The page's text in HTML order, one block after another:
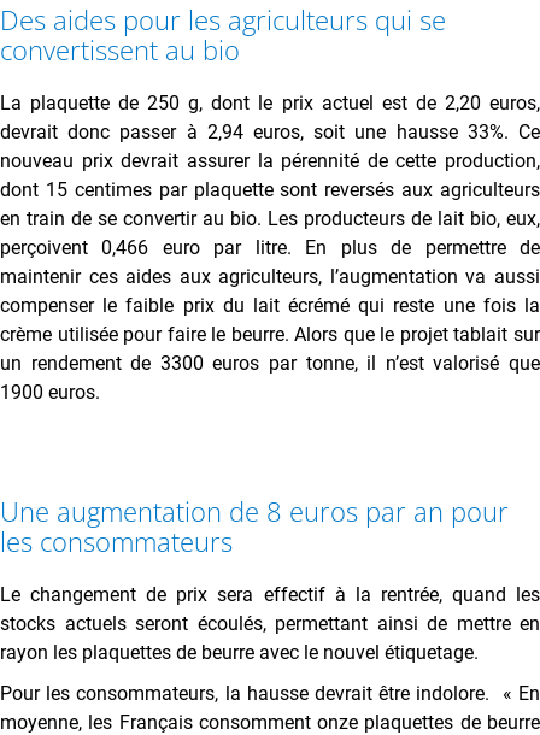
Des aides pour les agriculteurs qui se
convertissent au bio
La plaquette de 250 g, dont le prix actuel est de 2,20 euros,
devrait donc passer à 2,94 euros, soit une hausse 33%. Ce
nouveau prix devrait assurer la pérennité de cette production,
dont 15 centimes par plaquette sont reversés aux agriculteurs
en train de se convertir au bio. Les producteurs de lait bio, eux,
perçoivent 0,466 euro par litre. En plus de permettre de
maintenir ces aides aux agriculteurs, l’augmentation va aussi
compenser le faible prix du lait écrémé qui reste une fois la
crème utilisée pour faire le beurre. Alors que le projet tablait sur
un rendement de 3300 euros par tonne, il n’est valorisé que
1900 euros.
Une augmentation de 8 euros par an pour
les consommateurs
Le changement de prix sera effectif à la rentrée, quand les
stocks actuels seront écoulés, permettant ainsi de mettre en
rayon les plaquettes de beurre avec le nouvel étiquetage.
Pour les consommateurs, la hausse devrait être indolore. « En
moyenne, les Français consomment onze plaquettes de beurre